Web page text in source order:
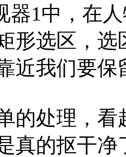
器1中，在
形选区，
近我们要保
的处理，
真的抠干